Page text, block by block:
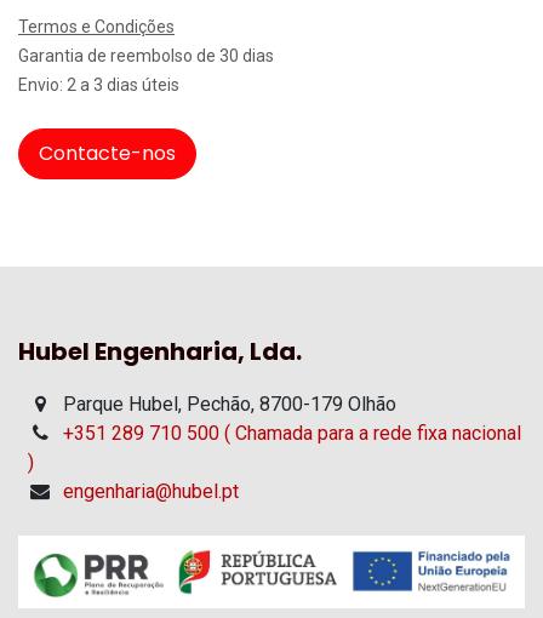
Termos e Condições
Garantia de reembolso de 30 dias
Envio: 2 a 3 dias úteis
Contacte-nos
Hubel Engenharia, Lda.
Parque Hubel, Pechão, 8700-179 Olhão
+351 289 710 500 ( Chamada para a rede fixa nacional
)
engenharia@hubel.pt